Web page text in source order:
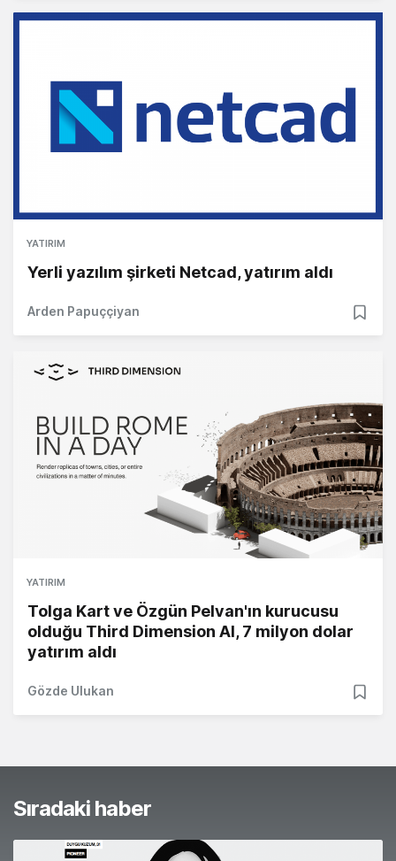
YATIRIM
Yerli yazılım şirketi Netcad, yatırım aldı
Arden Papuççiyan
YATIRIM
Tolga Kart ve Özgün Pelvan'ın kurucusu
olduğu Third Dimension AI, 7 milyon dolar
yatırım aldı
Gözde Ulukan
Sıradaki haber